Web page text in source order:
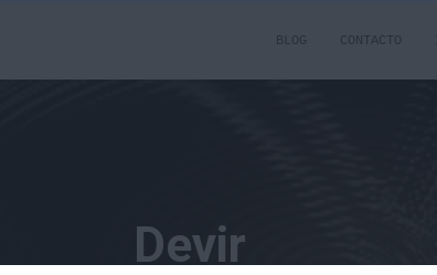
BLOG CONTACTO
Devir